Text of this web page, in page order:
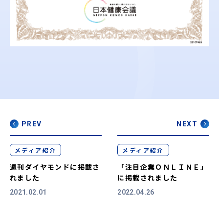
PREV
2021.02.01
メディア紹介
週刊ダイヤモンドに掲載さ
れました
NEXT
2022.04.26
メディア紹介
「注目企業ＯＮＬＩＮＥ」
に掲載されました